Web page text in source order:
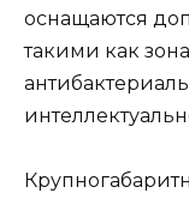
оснащаются
такими как